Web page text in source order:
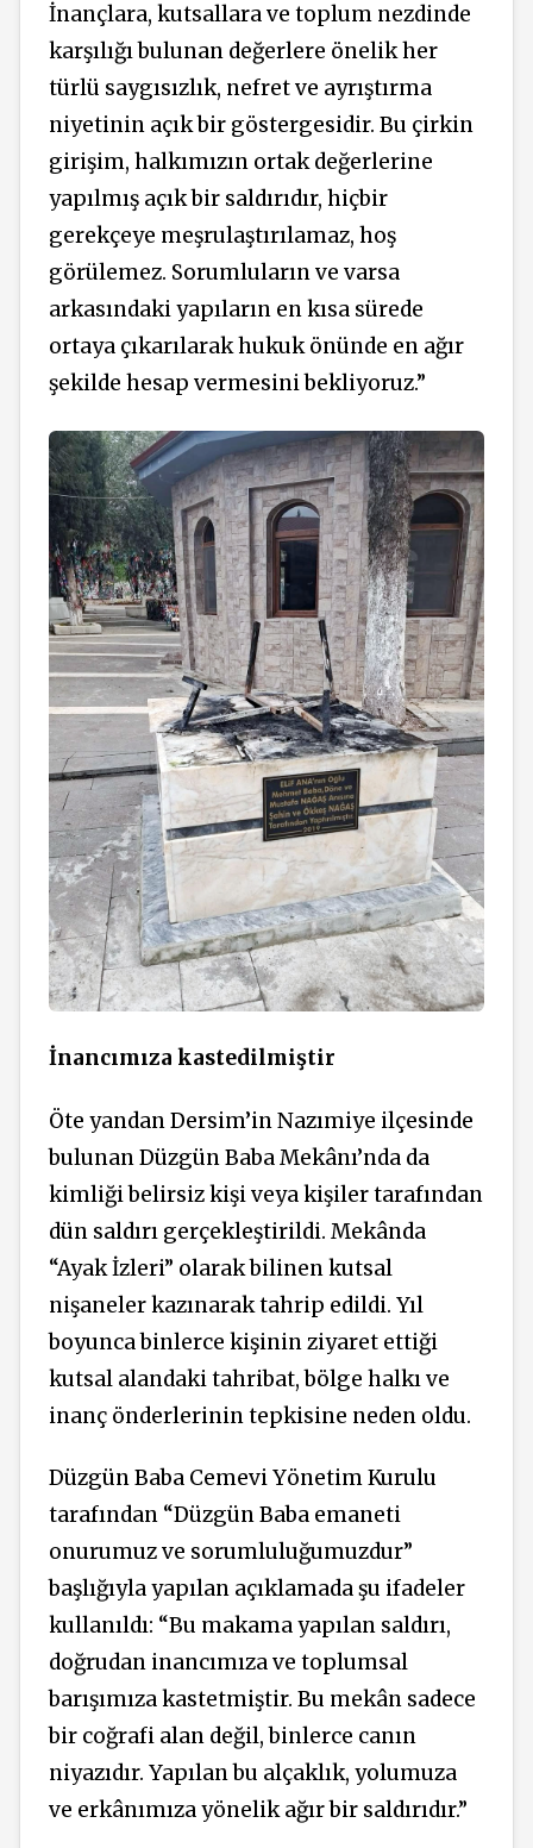
İnançlara, kutsallara ve toplum nezdinde
karşılığı bulunan değerlere önelik her
türlü saygısızlık, nefret ve ayrıştırma
niyetinin açık bir göstergesidir. Bu çirkin
girişim, halkımızın ortak değerlerine
yapılmış açık bir saldırıdır, hiçbir
gerekçeye meşrulaştırılamaz, hoş
görülemez. Sorumluların ve varsa
arkasındaki yapıların en kısa sürede
ortaya çıkarılarak hukuk önünde en ağır
şekilde hesap vermesini bekliyoruz.”
İnancımıza kastedilmiştir
Öte yandan Dersim’in Nazımiye ilçesinde
bulunan Düzgün Baba Mekânı’nda da
kimliği belirsiz kişi veya kişiler tarafından
dün saldırı gerçekleştirildi. Mekânda
“Ayak İzleri” olarak bilinen kutsal
nişaneler kazınarak tahrip edildi. Yıl
boyunca binlerce kişinin ziyaret ettiği
kutsal alandaki tahribat, bölge halkı ve
inanç önderlerinin tepkisine neden oldu.
Düzgün Baba Cemevi Yönetim Kurulu
tarafından “Düzgün Baba emaneti
onurumuz ve sorumluluğumuzdur”
başlığıyla yapılan açıklamada şu ifadeler
kullanıldı: “Bu makama yapılan saldırı,
doğrudan inancımıza ve toplumsal
barışımıza kastetmiştir. Bu mekân sadece
bir coğrafi alan değil, binlerce canın
niyazıdır. Yapılan bu alçaklık, yolumuza
ve erkânımıza yönelik ağır bir saldırıdır.”